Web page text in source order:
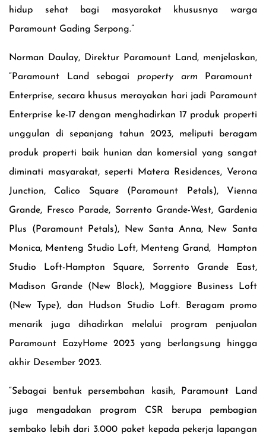
hidup sehat bagi masyarakat khususnya warga
Paramount Gading Serpong.”
Norman Daulay, Direktur Paramount Land, menjelaskan,
“Paramount Land sebagai property arm Paramount
Enterprise, secara khusus merayakan hari jadi Paramount
Enterprise ke-17 dengan menghadirkan 17 produk properti
unggulan di sepanjang tahun 2023, meliputi beragam
produk properti
baik hunian dan komersial yang sangat
diminati masyarakat, seperti
Matera Residences, Verona
Junction, Calico Square (Paramount Petals), Vienna
Grande, Fresco Parade, Sorrento Grande-West, Gardenia
Plus (Paramount Petals), New Santa Anna, New Santa
Monica, Menteng Studio Loft, Menteng Grand, Hampton
Studio Loft-Hampton Square, Sorrento Grande East,
Madison Grande (New Block), Maggiore Business Loft
(New Type), dan Hudson Studio Loft. Beragam promo
menarik juga dihadirkan melalui program penjualan
Paramount EazyHome 2023 yang berlangsung hingga
akhir Desember 2023.
“Sebagai bentuk persembahan kasih, Paramount Land
juga mengadakan program CSR berupa pembagian
sembako
lebih dari 3.000 paket kepada pekerja lapangan